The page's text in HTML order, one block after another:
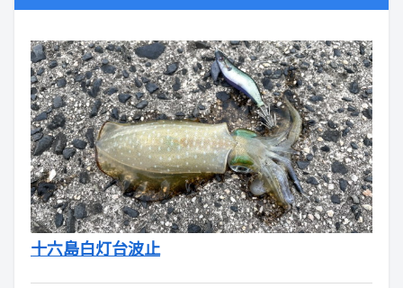
十六島白灯台波止